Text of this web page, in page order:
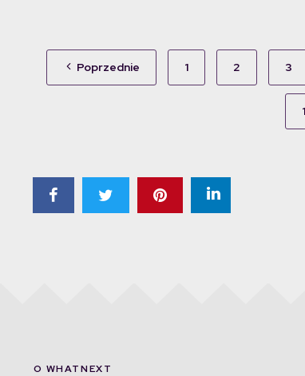
Poprzednie 1 2 3
O WHATNEXT